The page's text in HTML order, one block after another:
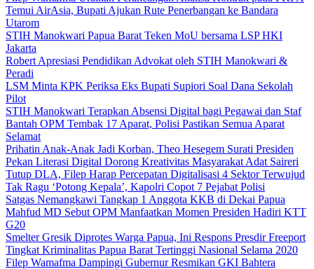
Temui AirAsia, Bupati Ajukan Rute Penerbangan ke Bandara
Utarom
STIH Manokwari Papua Barat Teken MoU bersama LSP HKI
Jakarta
Robert Apresiasi Pendidikan Advokat oleh STIH Manokwari &
Peradi
LSM Minta KPK Periksa Eks Bupati Supiori Soal Dana Sekolah
Pilot
STIH Manokwari Terapkan Absensi Digital bagi Pegawai dan Staf
Bantah OPM Tembak 17 Aparat, Polisi Pastikan Semua Aparat
Selamat
Prihatin Anak-Anak Jadi Korban, Theo Hesegem Surati Presiden
Pekan Literasi Digital Dorong Kreativitas Masyarakat Adat Saireri
Tutup DLA, Filep Harap Percepatan Digitalisasi 4 Sektor Terwujud
Tak Ragu ‘Potong Kepala’, Kapolri Copot 7 Pejabat Polisi
Satgas Nemangkawi Tangkap 1 Anggota KKB di Dekai Papua
Mahfud MD Sebut OPM Manfaatkan Momen Presiden Hadiri KTT
G20
Smelter Gresik Diprotes Warga Papua, Ini Respons Presdir Freeport
Tingkat Kriminalitas Papua Barat Tertinggi Nasional Selama 2020
Filep Wamafma Dampingi Gubernur Resmikan GKI Bahtera